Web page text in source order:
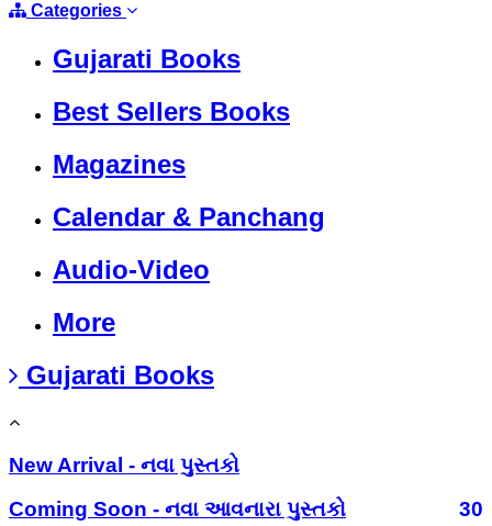
Categories
Gujarati Books
Best Sellers Books
Magazines
Calendar & Panchang
Audio-Video
More
Gujarati Books
New Arrival - નવા પુસ્તકો
Coming Soon - નવા આવનારા પુસ્તકો
30